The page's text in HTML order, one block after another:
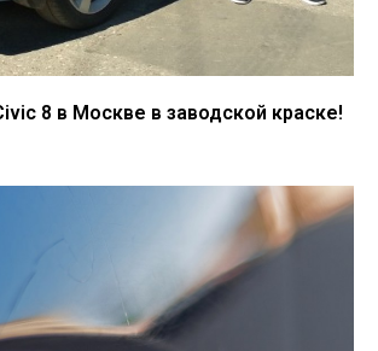
8 в Москве в заводской краске!